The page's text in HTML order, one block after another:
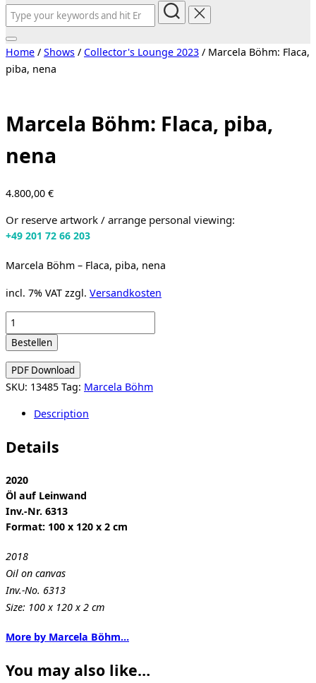
Search
for:
Toggle
sidebar
&
Home / Shows / Collector's Lounge 2023 / Marcela Böhm: Flaca,
piba, nena
Marcela Böhm: Flaca, piba,
nena
4.800,00 €
Or reserve artwork / arrange personal viewing:
+49 201 72 66 203
Marcela Böhm – Flaca, piba, nena
incl. 7% VAT zzgl. Versandkosten
Marcela
Böhm:
Flaca,
piba,
nena
Bestellen
PDF Download
SKU: 13485 Tag: Marcela Böhm
Description
Details
2020
Öl auf Leinwand
Inv.-Nr. 6313
Format: 100 x 120 x 2 cm
2018
Oil on canvas
Inv.-No. 6313
Size: 100 x 120 x 2 cm
More by Marcela Böhm…
You may also like…